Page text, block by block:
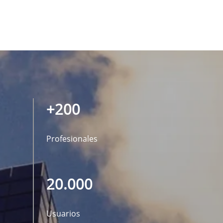
+200
Profesionales
20.000
Usuarios